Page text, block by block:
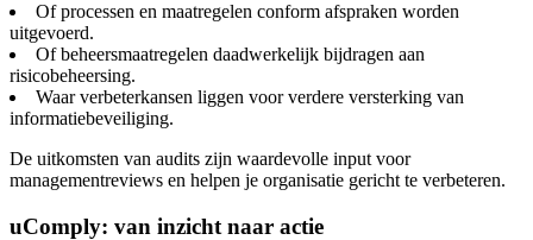
Of processen en maatregelen conform afspraken worden
uitgevoerd.
Of beheersmaatregelen daadwerkelijk bijdragen aan
risicobeheersing.
Waar verbeterkansen liggen voor verdere versterking van
informatiebeveiliging.
De uitkomsten van audits zijn waardevolle input voor
managementreviews en helpen je organisatie gericht te verbeteren.
uComply: van inzicht naar actie